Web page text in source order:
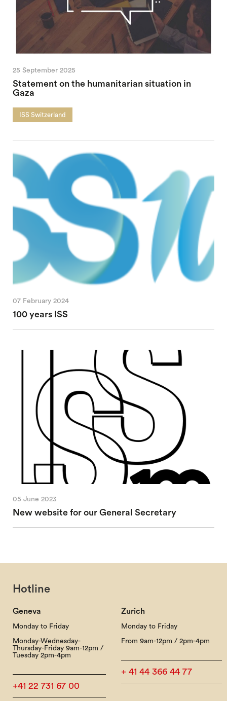
25 September 2025
Statement on the humanitarian situation in
Gaza
ISS Switzerland
07 February 2024
100 years ISS
05 June 2023
New website for our General Secretary
Hotline
Geneva
Monday to Friday
Monday-Wednesday-
Thursday-Friday 9am-12pm /
Tuesday 2pm-4pm
+41 22 731 67 00
Zurich
Monday to Friday
From 9am-12pm / 2pm-4pm
+ 41 44 366 44 77